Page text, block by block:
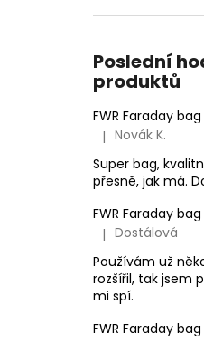
Poslední
produktů
FWR Faraday
Hodnocení
| Novák K.
Super bag,
přesně, jak má.
Hodnocení
| Dostálová
Používám už
rozšířil, tak jsem
mi spí.